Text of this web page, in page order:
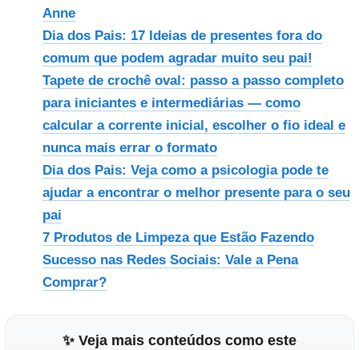
Anne
Dia dos Pais: 17 Ideias de presentes fora do
comum que podem agradar muito seu pai!
Tapete de crochê oval: passo a passo completo
para iniciantes e intermediárias — como
calcular a corrente inicial, escolher o fio ideal e
nunca mais errar o formato
Dia dos Pais: Veja como a psicologia pode te
ajudar a encontrar o melhor presente para o seu
pai
7 Produtos de Limpeza que Estão Fazendo
Sucesso nas Redes Sociais: Vale a Pena
Comprar?
✨ Veja mais conteúdos como este